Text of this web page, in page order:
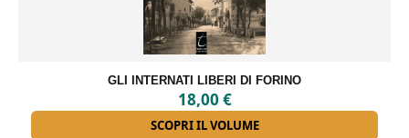
GLI INTERNATI LIBERI DI FORINO
18,00 €
SCOPRI IL VOLUME